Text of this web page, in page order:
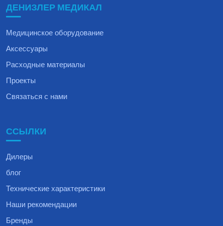
ДЕНИЗЛЕР МЕДИКАЛ
Медицинское оборудование
Аксессуары
Расходные материалы
Проекты
Связаться с нами
ССЫЛКИ
Дилеры
блог
Технические характеристики
Наши рекомендации
Бренды